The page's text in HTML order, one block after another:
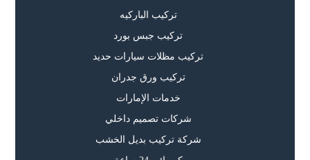
تركيب الباركيه
تركيب جبس بورد
تركيب مظلات سيارات حديد
تركيب ورق جدران
خدمات الإمارات
شركات تصميم داخلي
شركة تركيب بديل الخشب